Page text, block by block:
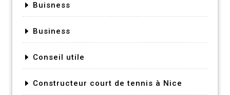
Buisness
Business
Conseil utile
Constructeur court de tennis à Nice